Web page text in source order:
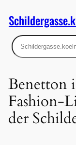
Inhalt
springen
Suchen
Benetton
Fashion-
der